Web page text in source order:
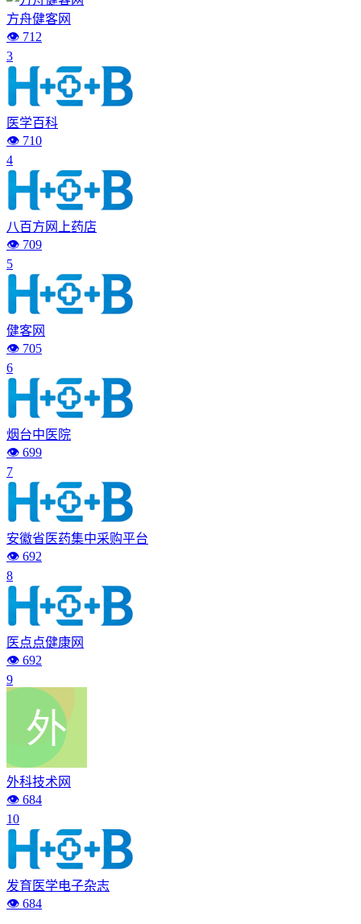
方舟健客网
👁️ 712
3
医学百科
👁️ 710
4
八百方网上药店
👁️ 709
5
健客网
👁️ 705
6
烟台中医院
👁️ 699
7
安徽省医药集中采购平台
👁️ 692
8
医点点健康网
👁️ 692
9
外科技术网
👁️ 684
10
发育医学电子杂志
👁️ 684